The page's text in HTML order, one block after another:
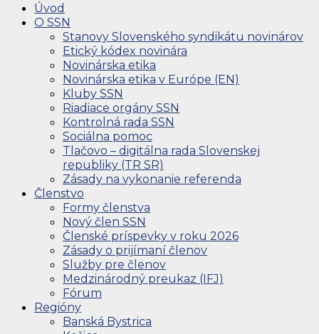
Úvod
O SSN
Stanovy Slovenského syndikátu novinárov
Etický kódex novinára
Novinárska etika
Novinárska etika v Európe (EN)
Kluby SSN
Riadiace orgány SSN
Kontrolná rada SSN
Sociálna pomoc
Tlačovo – digitálna rada Slovenskej
republiky (TR SR)
Zásady na vykonanie referenda
Členstvo
Formy členstva
Nový člen SSN
Členské príspevky v roku 2026
Zásady o prijímaní členov
Služby pre členov
Medzinárodný preukaz (IFJ)
Fórum
Regióny
Banská Bystrica